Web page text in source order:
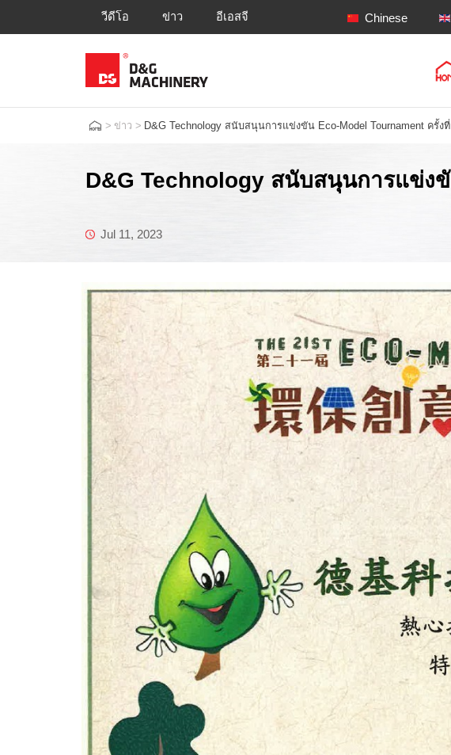
วีดีโอ ข่าว อีเอสจี Chinese
> ข่าว > D&G Technology สนับสนุนการแข่งขัน Eco-Model Tournament ครั้งที่
D&G Technology สนับสนุนการแข่ง
Jul 11, 2023